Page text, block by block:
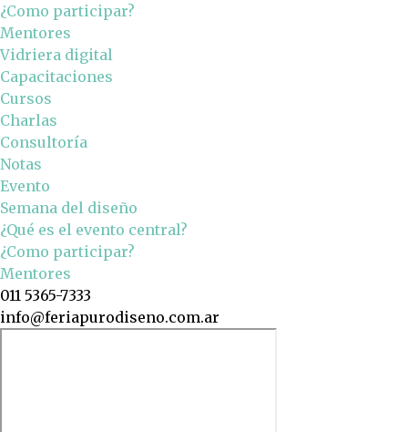
¿Como participar?
Mentores
Vidriera digital
Capacitaciones
Cursos
Charlas
Consultoría
Notas
Evento
Semana del diseño
¿Qué es el evento central?
¿Como participar?
Mentores
011 5365-7333
info@feriapurodiseno.com.ar